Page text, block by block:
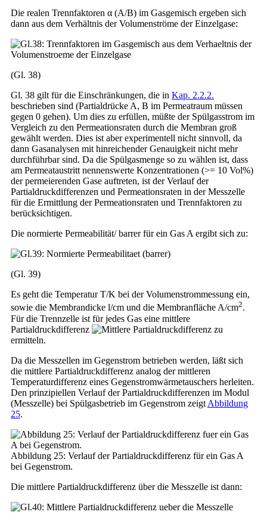
Die realen Trennfaktoren α (A/B) im Gasgemisch ergeben sich
dann aus dem Verhältnis der Volumenströme der Einzelgase:
(Gl. 38)
Gl. 38 gilt für die Einschränkungen, die in Kap. 2.2.2.
beschrieben sind (Partialdrücke A, B im Permeatraum müssen
gegen 0 gehen). Um dies zu erfüllen, müßte der Spülgasstrom im
Vergleich zu den Permeationsraten durch die Membran groß
gewählt werden. Dies ist aber experimentell nicht sinnvoll, da
dann Gasanalysen mit hinreichender Genauigkeit nicht mehr
durchführbar sind. Da die Spülgasmenge so zu wählen ist, dass
am Permeataustritt nennenswerte Konzentrationen (>= 10 Vol%)
der permeierenden Gase auftreten, ist der Verlauf der
Partialdruckdifferenzen und Permeationsraten in der Messzelle
für die Ermittlung der Permeationsraten und Trennfaktoren zu
berücksichtigen.
Die normierte Permeabilität/ barrer für ein Gas A ergibt sich zu:
(Gl. 39)
Es geht die Temperatur T/K bei der Volumenstrommessung ein,
sowie die Membrandicke l/cm und die Membranfläche A/cm2.
Für die Trennzelle ist für jedes Gas eine mittlere
Partialdruckdifferenz
zu
ermitteln.
Da die Messzellen im Gegenstrom betrieben werden, läßt sich
die mittlere Partialdruckdifferenz analog der mittleren
Temperaturdifferenz eines Gegenstromwärmetauschers herleiten.
Den prinzipiellen Verlauf der Partialdruckdifferenzen im Modul
(Messzelle) bei Spülgasbetrieb im Gegenstrom zeigt Abbildung
25.
Abbildung 25: Verlauf der Partialdruckdifferenz für ein Gas A
bei Gegenstrom.
Die mittlere Partialdruckdifferenz über die Messzelle ist dann: